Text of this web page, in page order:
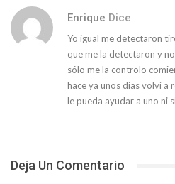
Enrique Dice
Yo igual me detectaron
que me la detectaron y
sólo me la controlo
hace ya unos días volví a
le pueda ayudar a uno ni
Deja Un Comentario